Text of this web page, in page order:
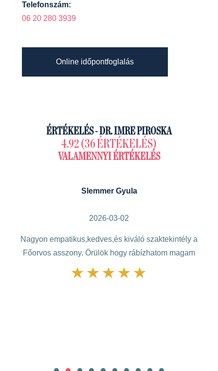
Telefonszám:
06 20 280 3939
Online időpontfoglalás
ÉRTÉKELÉS - DR. IMRE PIROSKA
4.92 (36 ÉRTÉKELÉS)
VALAMENNYI ÉRTÉKELÉS
Slemmer Gyula
2026-03-02
Nagyon empatikus,kedves,és kiváló szaktekintély a
Főorvos asszony. Örülök hogy rábízhatom magam